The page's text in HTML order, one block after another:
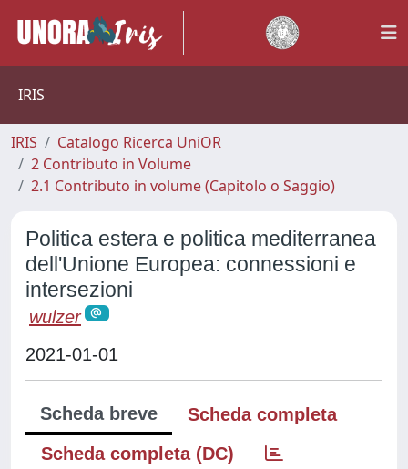
IRIS
IRIS
Catalogo Ricerca UniOR
2 Contributo in Volume
2.1 Contributo in volume (Capitolo o Saggio)
Politica estera e politica mediterranea
dell'Unione Europea: connessioni e
intersezioni
wulzer
2021-01-01
Scheda breve
Scheda completa
Scheda completa (DC)